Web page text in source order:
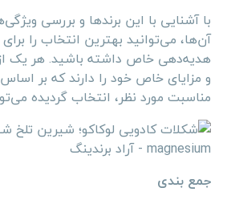
با آشنایی با این برندها و بررسی
آن‌ها، می‌توانید بهترین انتخاب را
هدیه‌دهی خاص داشته باشید. هر یک از
و مزایای خاص خود را دارند که بر
مناسبت مورد نظر، انتخاب گردیده
جمع بندی